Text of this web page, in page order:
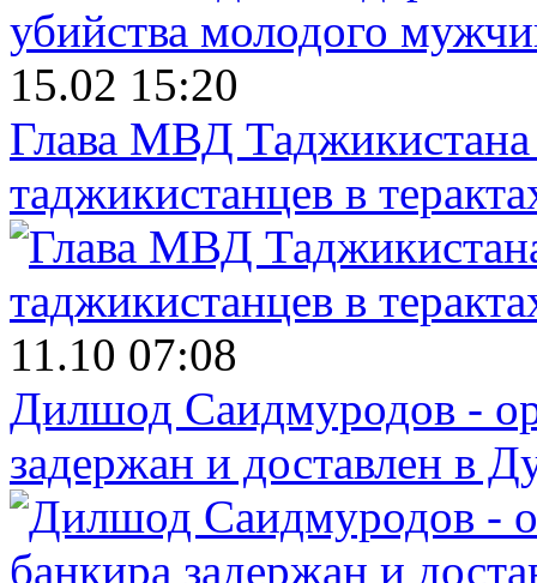
15.02 15:20
Глава МВД Таджикистана
таджикистанцев в
11.10 07:08
Дилшод Саидмуродов -
задержан и доставлен в